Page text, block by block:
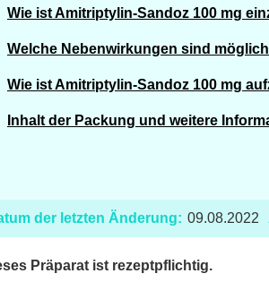
Wie ist Amitriptylin-Sandoz 100 mg
Welche Nebenwirkungen sind
Wie ist Amitriptylin-Sandoz 100 mg
Inhalt der Packung und weitere
der letzten Änderung: 09.08.2022
Präparat ist rezeptpflichtig.